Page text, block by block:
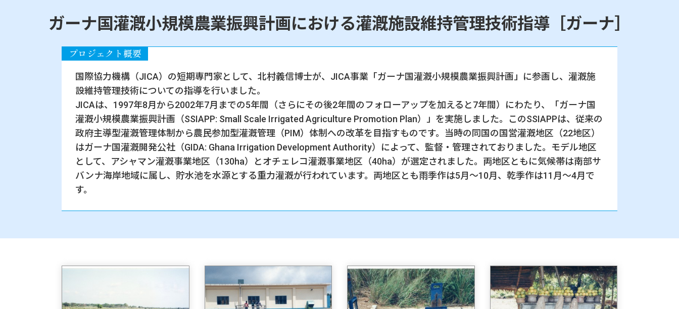
ガーナ国灌漑小規模農業振興計画における灌漑施設維持管理技術指導［ガーナ］
国際協力機構（JICA）の短期専門家として、北村義信博士が、JICA事業「ガーナ国灌漑小規模農業振興計画」に参画し、灌漑施
設維持管理技術についての指導を行いました。
JICAは、1997年8月から2002年7月までの5年間（さらにその後2年間のフォローアップを加えると7年間）にわたり、「ガーナ国
灌漑小規模農業振興計画（SSIAPP: Small Scale Irrigated Agriculture Promotion Plan）」を実施しました。このSSIAPPは、従来の
政府主導型灌漑管理体制から農民参加型灌漑管理（PIM）体制への改革を目指すものです。当時の同国の国営灌漑地区（22地区）
はガーナ国灌漑開発公社（GIDA: Ghana Irrigation Development Authority）によって、監督・管理されておりました。モデル地区
として、アシャマン灌漑事業地区（130ha）とオチェレコ灌漑事業地区（40ha）が選定されました。両地区ともに気候帯は南部サ
バンナ海岸地域に属し、貯水池を水源とする重力灌漑が行われています。両地区とも雨季作は5月～10月、乾季作は11月～4月で
す。